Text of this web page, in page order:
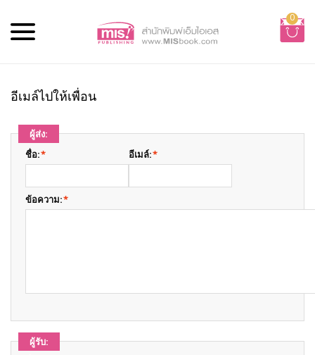
0
อีเมล์ไปให้เพื่อน
ผู้ส่ง:
*
ชื่อ: *
อีเมล์:
*
ข้อความ:
ผู้รับ: